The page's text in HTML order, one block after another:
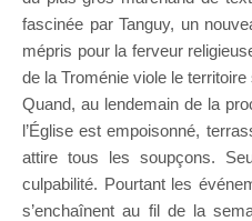
fascinée par Tanguy, un
mépris pour la ferveur
de la Troménie viole le
Quand, au lendemain de la
l’Église est empoisonné,
attire tous les soupçons.
culpabilité. Pourtant les
s’enchaînent au fil de la